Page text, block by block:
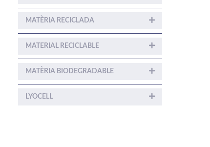
MATÈRIA RECICLADA
MATERIAL RECICLABLE
MATÈRIA BIODEGRADABLE
LYOCELL